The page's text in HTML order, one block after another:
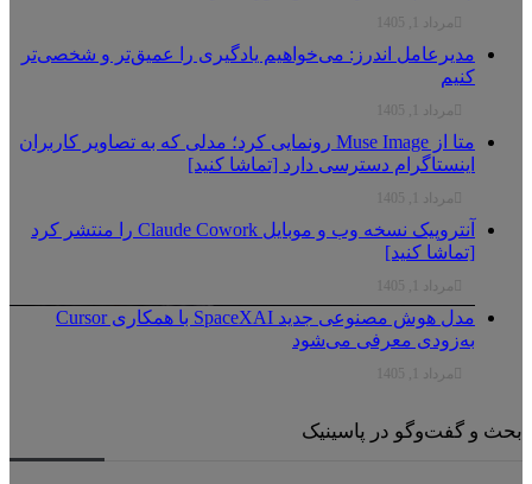
مرداد 1, 1405
مدیرعامل اندرز: می‌خواهیم یادگیری را عمیق‌تر و شخصی‌تر
کنیم
مرداد 1, 1405
متا از Muse Image رونمایی کرد؛ مدلی که به تصاویر کاربران
اینستاگرام دسترسی دارد [تماشا کنید]
مرداد 1, 1405
آنتروپیک نسخه وب و موبایل Claude Cowork را منتشر کرد
[تماشا کنید]
مرداد 1, 1405
مدل هوش مصنوعی جدید SpaceXAI با همکاری Cursor
به‌زودی معرفی می‌شود
مرداد 1, 1405
و گفت‌وگو در پاسینیک